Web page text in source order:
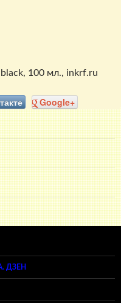
100 мл., inkrf.ru
Google+
ДЗЕН